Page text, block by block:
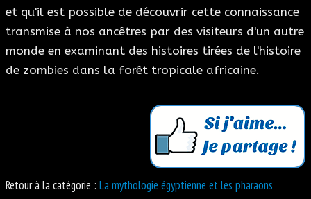
et qu'il est possible de découvrir cette connaissance
transmise à nos ancêtres par des visiteurs d'un autre
monde en examinant des histoires tirées de l'histoire
de zombies dans la forêt tropicale africaine.
Retour à la catégorie : La mythologie égyptienne et les pharaons